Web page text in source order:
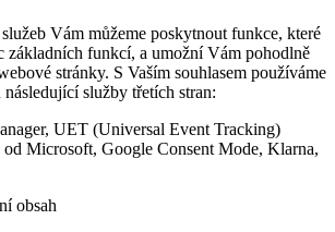
Vám můžeme poskytnout funkce, které
základních funkcí, a umožní Vám pohodlně
stránky. S Vaším souhlasem používáme
služby třetích stran:
UET (Universal Event Tracking)
od Microsoft, Google Consent Mode, Klarna,
obsah